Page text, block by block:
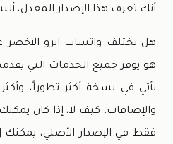
أنك تعرف هذا الإصدار المعدل،
هل يختلف واتساب ايرو الاخضر
هو يوفر جميع الخدمات التي
يأتي في نسخة أكثر تطوراً،
والإضافات، كيف لا، إذا كان يمكنك
فقط في الإصدار الأصلي، يمكنك